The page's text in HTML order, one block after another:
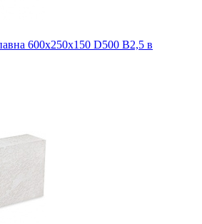
600х250х150 D500 В2,5 в